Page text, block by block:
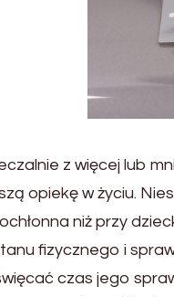
z więcej lub
opiekę w życiu.
niż przy
fizycznego i
czas jego